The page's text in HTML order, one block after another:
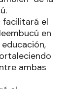
facilitará el
en
ambas